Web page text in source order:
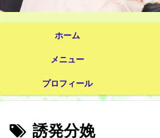
ホーム
メニュー
プロフィール
誘発分娩